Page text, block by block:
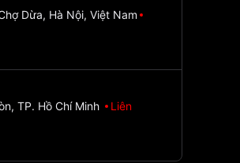
Dừa, Hà Nội, Việt Nam
TP. Hồ Chí Minh
Liên